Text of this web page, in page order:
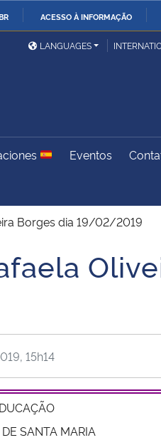
ACESSO À INFORMAÇÃO
Ministério das Relações
ExterioresLANGUAGES
Eventos
Borges dia 19/02/2019
15h14
SANTA MARIA